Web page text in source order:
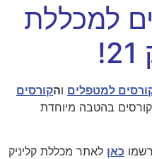
למכללת
למטפלים והקורסים
בהטבה מיוחדת
כאן לאתר מכללת קליניק